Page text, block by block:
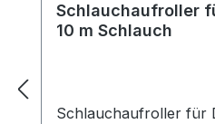
Schlauchaufroller
10 m Schlauch
Schlauchaufroller für